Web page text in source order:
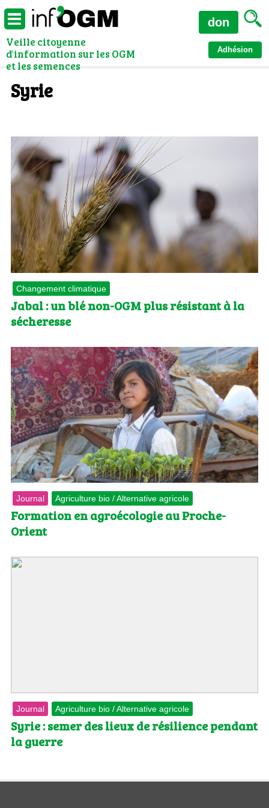
Veille citoyenne
d'information sur les OGM
et les semences
Adhésion
don
Syrie
Changement climatique
Jabal : un blé non-OGM plus résistant à la
sécheresse
Journal Agriculture bio / Alternative agricole
Formation en agroécologie au Proche-
Orient
Journal Agriculture bio / Alternative agricole
Syrie : semer des lieux de résilience pendant
la guerre